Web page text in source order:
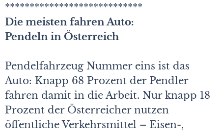
****************************
Die meisten fahren Auto:
Pendeln in Österreich
Pendelfahrzeug Nummer eins ist das
Auto: Knapp 68 Prozent der Pendler
fahren damit in die Arbeit. Nur knapp 18
Prozent der Österreicher nutzen
öffentliche Verkehrsmittel – Eisen-,